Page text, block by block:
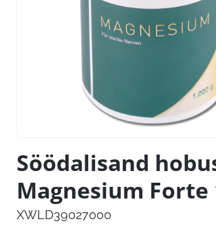
Söödalisand
Magnesium Forte
XWLD39027000